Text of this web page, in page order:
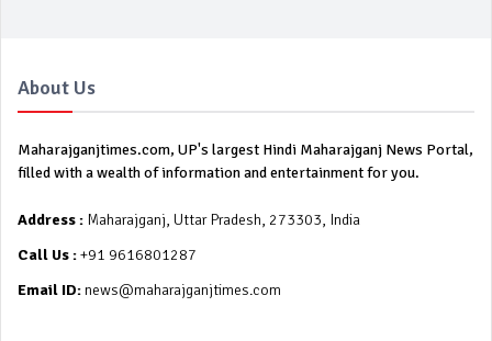
About Us
Maharajganjtimes.com, UP's largest Hindi Maharajganj News Portal,
filled with a wealth of information and entertainment for you.
Address : Maharajganj, Uttar Pradesh, 273303, India
Call Us :+91 9616801287
Email ID:news@maharajganjtimes.com